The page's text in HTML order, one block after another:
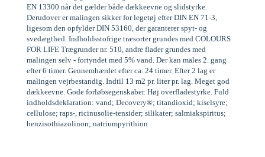
EN 13300 når det gælder både dækkeevne og slidstyrke.
Derudover er malingen sikker for legetøj efter DIN EN 71-3,
ligesom den opfylder DIN 53160, der garanterer spyt- og
svedægthed. Indholdsstofrige træsorter grundes med COLOURS
FOR LIFE Trægrunder nr. 510, andre flader grundes med
malingen selv - fortyndet med 5% vand. Der kan males 2. gang
efter 6 timer. Gennemhærdet efter ca. 24 timer. Efter 2 lag er
malingen vejrbestandig. Indtil 13 m2 pr. liter pr. lag. Meget god
dækkeevne. Gode forløbsegenskaber. Høj overfladestyrke. Fuld
indholdsdeklaration: vand; Decovery®; titandioxid; kiselsyre;
cellulose; raps-, ricinusolie-tensider; silikater; salmiakspiritus;
benzisothiazolinon; natriumpyrithion